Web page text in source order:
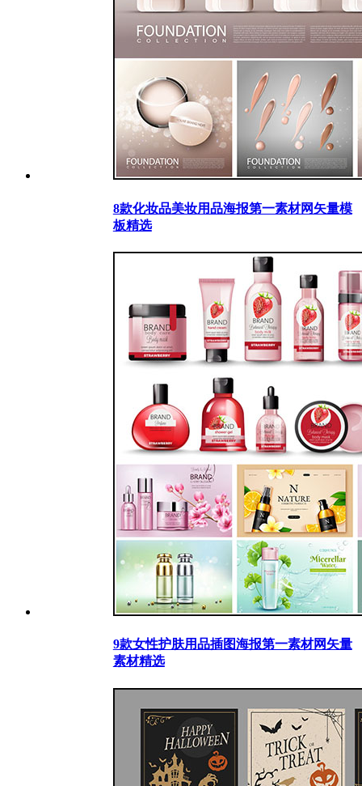
8款化妆品美妆用品海报第一素材网矢量模
板精选
9款女性护肤用品插图海报第一素材网矢量
素材精选